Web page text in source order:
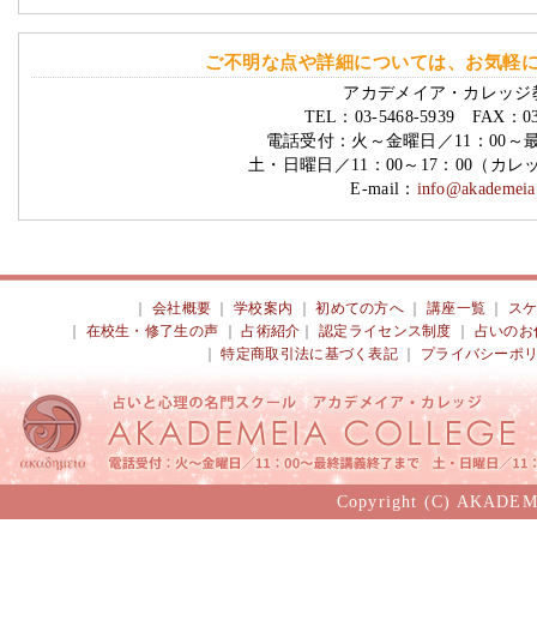
ご不明な点や詳細については、お気軽
アカデメイア・カレッジ
TEL：03-5468-5939 FAX：
電話受付：火～金曜日／11：00～
土・日曜日／11：00～17：00（カレ
E-mail：
会社概要 ｜学校案内 ｜初めての方へ 講座一覧
ス
在校生・修了生の声 ｜占術紹介 ｜認定ライセンス制度
占いのお
｜特定商取引法に基づく表記 プライバシーポ
Copyright (C)